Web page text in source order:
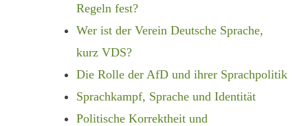
Regeln fest?
Wer ist der Verein Deutsche Sprache,
kurz VDS?
Die Rolle der AfD und ihrer Sprachpolitik
Sprachkampf, Sprache und Identität
Politische Korrektheit und